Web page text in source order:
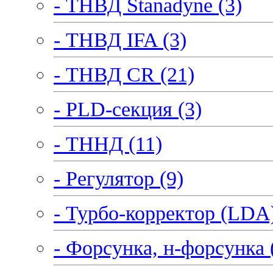
- ТНВД IFA (3)
- ТНВД CR (21)
- PLD-секция (3)
- ТННД (11)
- Регулятор (9)
- Турбо-корректор
- Форсунка, н-форсунка